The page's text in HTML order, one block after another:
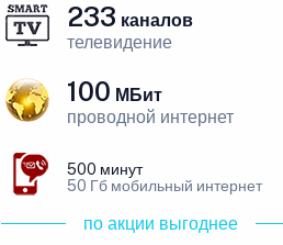
233 каналов
телевидение
100 МБит
проводной интернет
500 минут
50 Гб мобильный интернет
по акции выгоднее